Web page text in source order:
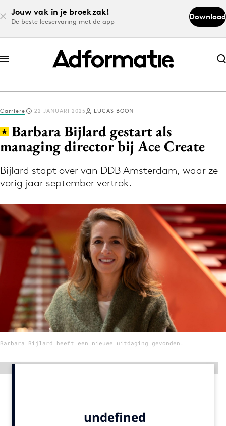
Jouw vak in je broekzak!
De beste leeservaring met de app
Download
Abonneer nu
Abonneer nu
Log in
Download de app
Volg het laatste nieuws via de Adformatie
Nieuws app
Menu
Home
9 sept: GenAI-training
12 nov: MarketingLive!
Adverteren
Events
Opleidingen
Vacatures
Carriere 22 JANUARI 2025 LUCAS BOON
Barbara Bijlard gestart als
managing director bij Ace Create
Bijlard stapt over van DDB Amsterdam, waar ze
vorig jaar september vertrok.
Barbara Bijlard heeft een nieuwe uitdaging gevonden.